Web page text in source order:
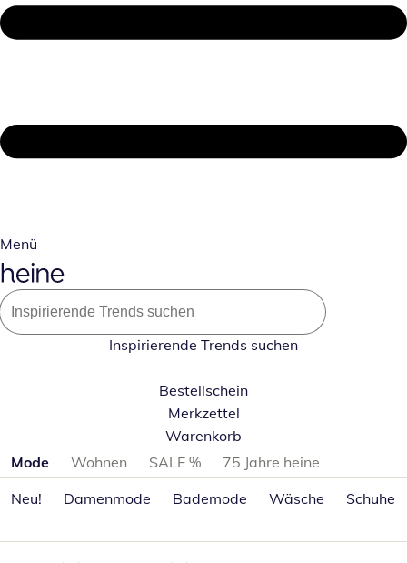
Menü
Inspirierende Trends suchen
Bestellschein
Merkzettel
Warenkorb
Produktkategorien überspringen
Mode Wohnen SALE %
75 Jahre heine
Neu!
Damenmode Bademode Wäsche Schuhe